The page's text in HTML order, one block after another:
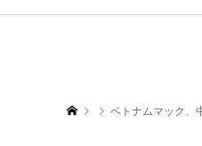
ベトナムマック、